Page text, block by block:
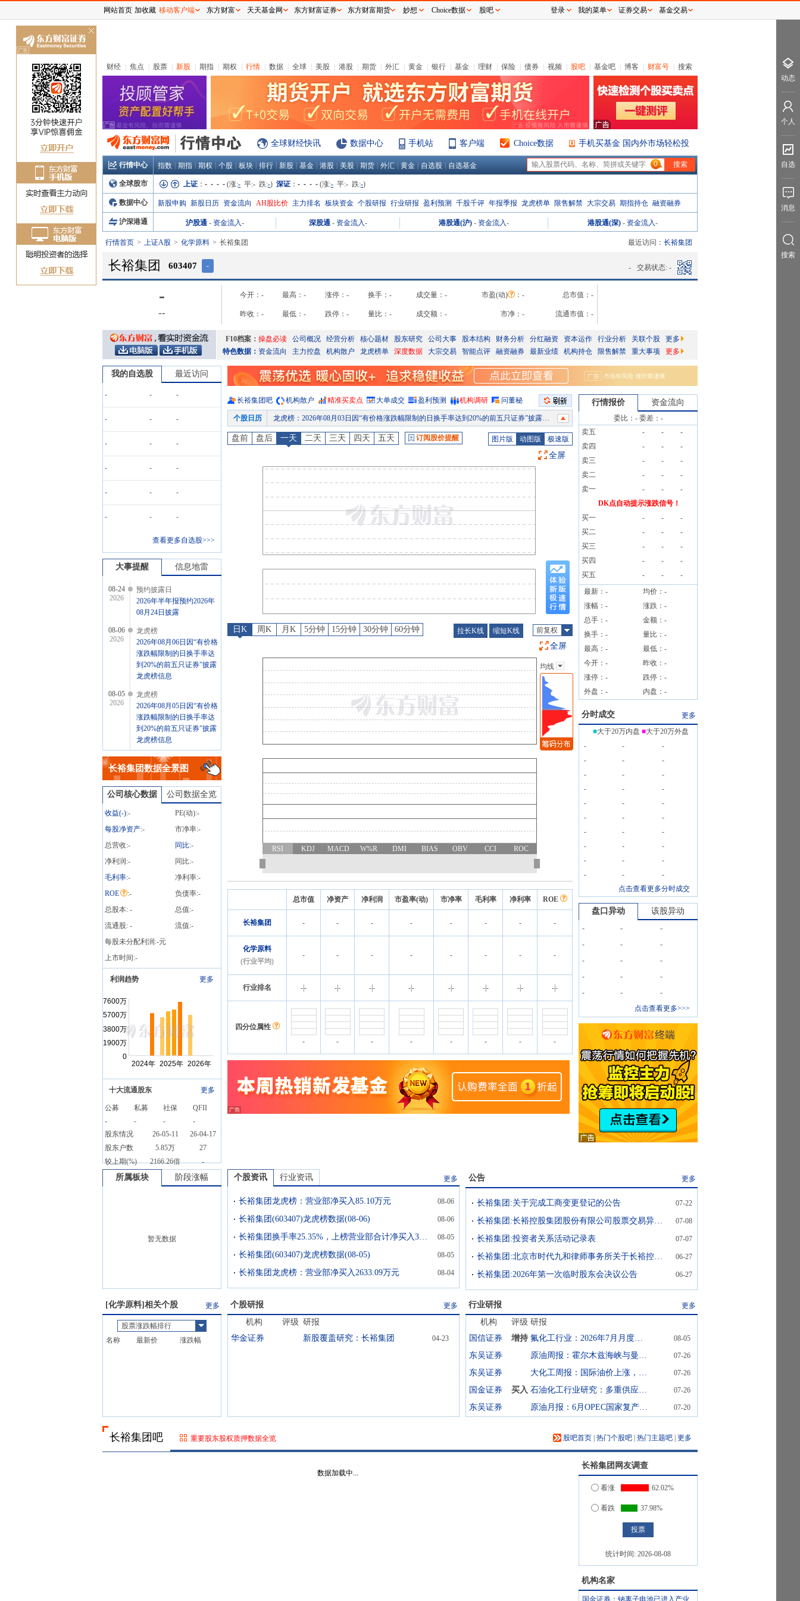
财经 焦点 股票 新股 期指 期权 行情 数据 全球 美股 港股 期货 外汇 黄金 银行 基金 理财 保险 债券 视频 股吧 基金吧 博客 财富号 搜索
全球财经快讯 数据中心 手机站 客户端 Choice数据 手机买基金 国内外市场轻松投
行情中心 指数 期指 期权 个股 板块 排行 新股 基金 港股 美股 期货 外汇 黄金 自选股 自选基金 0
全球股市 上证 ： - - - - (涨:- 平:- 跌:-) 深证 ： - - - - (涨:- 平:- 跌:-)
数据中心 新股申购 新股日历 资金流向 AH股比价 主力排名 板块资金 个股研报 行业研报 盈利预测 千股千评 年报季报 龙虎榜单 限售解禁 大宗交易 期指持仓 融资融券
沪深港通 沪股通 - 资金流入- 深股通 - 资金流入- 港股通(沪) - 资金流入- 港股通(深) - 资金流入-
行情首页 上证A股 化学原料 长裕集团 最近访问： 长裕集团
长裕集团 603407 - - 交易状态: -
-
--
今开： - 最高： - 涨停： - 换手： - 成交量： - 市盈(动) ： - 总市值： -
昨收： - 最低： - 跌停： - 量比： - 成交额： - 市净： - 流通市值： -
F10档案： 操盘必读 公司概况 经营分析 核心题材 股东研究 公司大事 股本结构 财务分析 分红融资 资本运作 行业分析 关联个股
更多
特色数据： 资金流向 主力控盘 机构散户 龙虎榜单 深度数据 大宗交易 智能点评 融资融券 最新业绩 机构持仓 限售解禁 重大事项 更多
我的自选股 最近访问
- - -
- - -
- - -
- - -
- - -
- - -
查看更多自选股>>>
大事提醒 信息地雷
08-24
2026
预约披露日
2026年半年报预约2026年
08月24日披露
08-06
2026
龙虎榜
2026年08月06日因“有价格
涨跌幅限制的日换手率达
到20%的前五只证券”披露
龙虎榜信息
08-05
2026
龙虎榜
2026年08月05日因“有价格
涨跌幅限制的日换手率达
到20%的前五只证券”披露
龙虎榜信息
08-04
2026
龙虎榜
2026年08月04日因“有价格
涨跌幅限制的日换手率达
到20%的前五只证券”披露
龙虎榜信息
长裕集团数据全景图
公司核心数据 公司数据全览
收益(-):- PE(动):-
每股净资产:- 市净率:-
总营收:- 同比:-
净利润:- 同比:-
毛利率:- 净利率:-
ROE
:- 负债率:-
总股本: - 总值:-
流通股: - 流值:-
每股未分配利润:-元
上市时间:-
利润趋势 更多
十大流通股东 更多
公募 私募 社保
QFII
-
- -
-
股东情况
26-05-11
26-04-17
股东户数
5.85万
27
较上期(%)
2166.26倍 -
长裕集团吧 机构散户 精准买卖点 大单成交 盈利预测 机构调研 问董秘
个股日历 龙虎榜 ： 2026年08月03日因“有价格涨跌幅限制的日换手率达到20%的前五只证券”披露龙虎榜信息
龙虎榜：2026年07月31日因“有价格涨跌幅限制的日换手率达到20%的前五只证券”披露龙虎榜信息
龙虎榜
2026年07月30日因“有价格涨跌幅限制的日换手率达到20%的前五只证券”披露龙虎榜信息
龙虎榜：2026年07月24日因“有价格涨跌幅限制的日换手率达到20%的前五只证券”披露龙虎榜信息
公告：2026年07月22日发布《长裕集团:关于完成工商变更登记的公告》
预约披露日：2026年半年报预约2026年08月24日披露
龙虎榜： 2026年08月06日因“有价格涨跌幅限制的日换手率达到20%的前五只证券”披露龙虎榜信息
龙虎榜：2026年08月04日因“有价格涨跌幅限制的日换手率达到20%的前五只证券”披露龙虎榜信息
盘前 盘后 一天 二天 三天 四天 五天 订阅股价提醒 图片版 动图版 极速版
全屏
日K 周K 月K 5分钟 15分钟 30分钟 60分钟 拉长K线 缩短K线 前复权
全屏
主图指标
均线
EXPMA
SAR
BBI
RSI KDJ MACD W%R DMI BIAS OBV CCI ROC
均线
总市值 净资产 净利润 市盈率(动) 市净率 毛利率 净利率 ROE
长裕集团 - - - - - - - -
化学原料
(行业平均)
- - - - - - - -
行业排名 -- -- -|- -- -|- -|- -|- --
四分位属性
-
- - - - - - -
行情报价 资金流向
委比： -委差： -
卖五
- -
-
卖四
- -
-
卖三
- -
-
卖二
- -
-
卖一
- -
-
DK点自动提示涨跌信号！
买一
- -
-
买二
- -
-
买三
- -
-
买四
- -
-
买五
- -
-
最新： - 均价： -
涨幅： - 涨跌： -
总手： - 金额： -
换手： - 量比： -
最高： - 最低： -
今开： - 昨收： -
涨停： - 跌停： -
外盘： - 内盘： -
分时成交
更多
■大于20万内盘 ■大于20万外盘
-
-
-
-
-
-
-
-
-
-
-
-
-
-
-
-
-
-
-
-
-
-
-
-
-
-
-
-
-
-
点击查看更多分时成交
盘口异动 该股异动
- -
-
-
-
-
-
-
-
-
-
-
-
-
-
点击查看更多>>>
所属板块 阶段涨幅
暂无数据
个股资讯 行业资讯 更多
长裕集团龙虎榜：营业部净买入85.10万元 08-06
长裕集团(603407)龙虎榜数据(08-06) 08-06
长裕集团换手率25.35%，上榜营业部合计净买入3214.36万元 08-05
长裕集团(603407)龙虎榜数据(08-05) 08-05
长裕集团龙虎榜：营业部净买入2633.09万元 08-04
公告 更多
长裕集团:关于完成工商变更登记的公告 07-22
长裕集团:长裕控股集团股份有限公司股票交易异常波动公告 07-08
长裕集团:投资者关系活动记录表 07-07
长裕集团:北京市时代九和律师事务所关于长裕控股集团股份有限公司2026年第一次临时股东会的法律意见书 06-27
长裕集团:2026年第一次临时股东会决议公告 06-27
[化学原料]相关个股 更多
股票涨跌幅排行
名称
最新价 涨跌幅
个股研报 更多
机构 评级 研报
华金证券
新股覆盖研究：长裕集团 04-23
行业研报 更多
机构 评级 研报
国信证券
增持 氟化工行业：2026年7月月度观察：制冷剂价格继续上行，氟化工企业利润持续增长 08-05
东吴证券 原油周报：霍尔木兹海峡与曼德海峡通航量下降，供应风险推升油价 07-26
东吴证券 大化工周报：国际油价上涨，聚酯原料重心上移 07-26
国金证券 买入 石油化工行业研究：多重供应冲击推升恐慌情绪 07-26
东吴证券 原油月报：6月OPEC国家复产200万桶/日，美国原油产量上行 07-20
长裕集团吧 重要股东股权质押数据全览 股吧首页 热门个股吧 热门主题吧 更多
长裕集团 网友调查
看涨 62.02%
看跌 37.98%
统计时间: 2026-08-08
机构名家
国金证券：钠离子电池已进入产业
网站首页 加收藏 移动客户端 东方财富 天天基金网 东方财富证券 东方财富期货 妙想 Choice数据 股吧 登录 我的菜单 证券交易 基金交易
动态
个人
自选
消息
搜索